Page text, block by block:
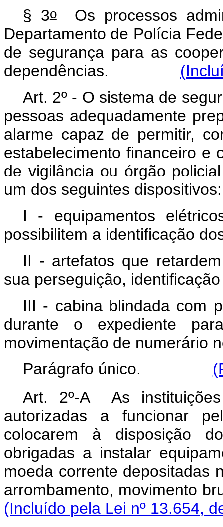
§ 3oOs processos
Departamento de Polícia
de segurança para as
dependências.
Art. 2º - O sistema de
pessoas adequadamente
alarme capaz de permitir,
estabelecimento financeiro e
de vigilância ou órgão
um dos seguintes dispositivos:
I - equipamentos
possibilitem a identificação
II - artefatos que
sua perseguição,
III - cabina blindada com
durante o expediente
movimentação de numerário
Parágrafo único.
Art. 2º-A As
autorizadas a funcionar
colocarem à disposição
obrigadas a instalar
moeda corrente depositadas
arrombamento, movimento
(Incluído pela Lei nº 13.654,